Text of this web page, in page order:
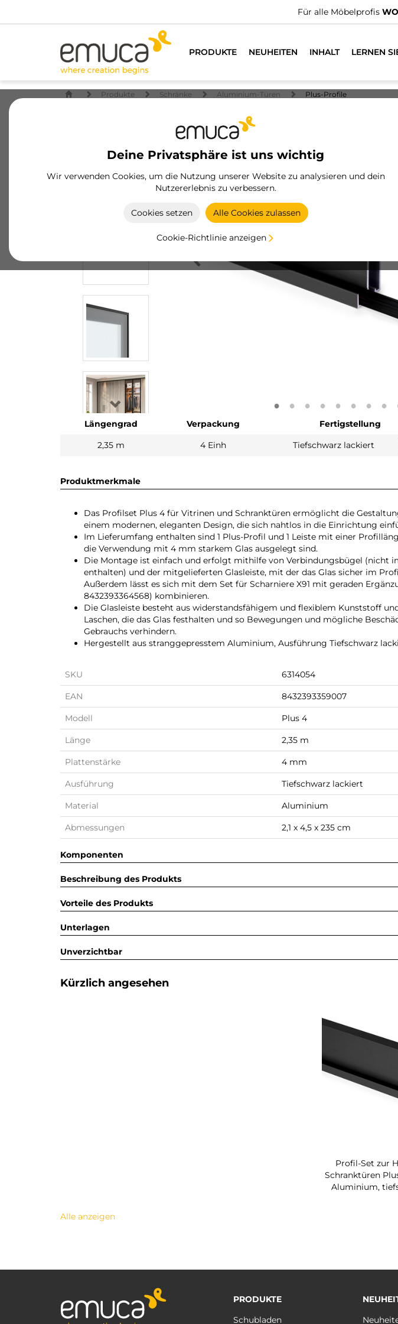
Für alle Möbelprofis
PRODUKTE NEUHEITEN INHALT LERNEN
Deine Privatsphäre ist uns wichtig
Wir verwenden Cookies, um die Nutzung unserer Website zu analysieren und dein
Nutzererlebnis zu verbessern.
Cookies setzen Alle Cookies zulassen
Cookie-Richtlinie anzeigen
Produkte Schränke Aluminium-Türen Plus-Profile
Längengrad Verpackung Fertigstellung
2,35 m
4 Einh Tiefschwarz lackiert
Produktmerkmale
Das Profilset Plus 4 für Vitrinen und Schranktüren ermöglicht die
einem modernen, eleganten Design, die sich nahtlos in die Einrichtung
Im Lieferumfang enthalten sind 1 Plus-Profil und 1 Leiste mit einer
die Verwendung mit 4 mm starkem Glas ausgelegt sind.
Die Montage ist einfach und erfolgt mithilfe von Verbindungsbügel (nicht
enthalten) und der mitgelieferten Glasleiste, mit der das Glas sicher im
Außerdem lässt es sich mit dem Set für Scharniere X91 mit geraden
8432393364568) kombinieren.
Die Glasleiste besteht aus widerstandsfähigem und flexiblem Kunststoff
Laschen, die das Glas festhalten und so Bewegungen und mögliche
Gebrauchs verhindern.
Hergestellt aus stranggepresstem Aluminium, Ausführung Tiefschwarz
SKU 6314054
EAN 8432393359007
Modell Plus 4
Länge 2,35 m
Plattenstärke 4 mm
Ausführung Tiefschwarz lackiert
Material Aluminium
Abmessungen 2,1 x 4,5 x 235 cm
Komponenten
Beschreibung des Produkts
Vorteile des Produkts
Unterlagen
Unverzichtbar
Kürzlich angesehen
Profil-Set zur
Schranktüren
Aluminium,
Alle anzeigen
PRODUKTE
Schubladen